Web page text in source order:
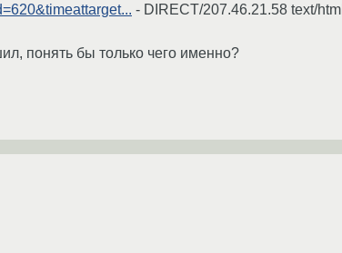
- DIRECT/207.46.21.58 text/html
понять бы только чего именно?